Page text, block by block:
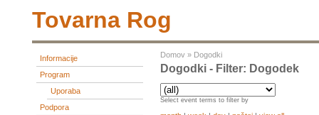
Tovarna Rog
Informacije
Program
Uporaba
Podpora
Domov » Dogodki
Dogodki - Filter: Dogodek
Select event terms to filter by